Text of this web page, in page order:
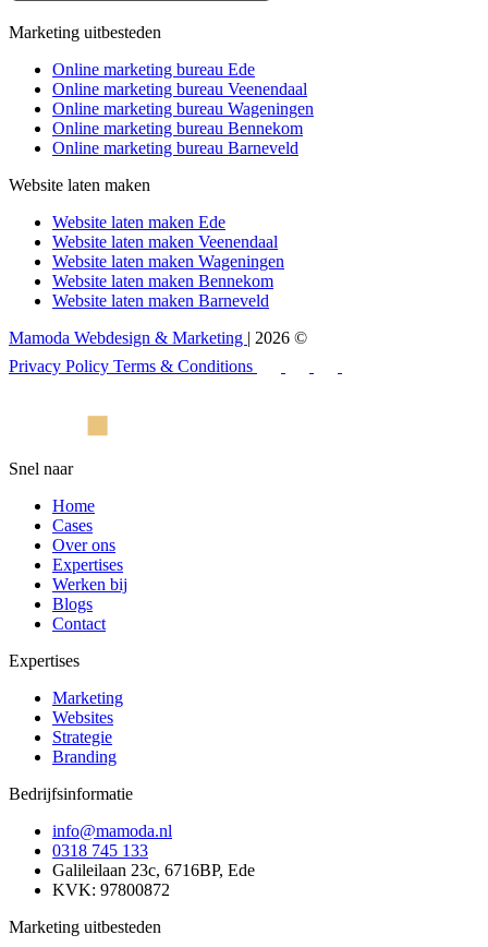
Marketing uitbesteden
Online marketing bureau Ede
Online marketing bureau Veenendaal
Online marketing bureau Wageningen
Online marketing bureau Bennekom
Online marketing bureau Barneveld
Website laten maken
Website laten maken Ede
Website laten maken Veenendaal
Website laten maken Wageningen
Website laten maken Bennekom
Website laten maken Barneveld
Mamoda Webdesign & Marketing | 2026 ©
Privacy Policy Terms & Conditions
Snel naar
Home
Cases
Over ons
Expertises
Werken bij
Blogs
Contact
Expertises
Marketing
Websites
Strategie
Branding
Bedrijfsinformatie
info@mamoda.nl
0318 745 133
Galileilaan 23c, 6716BP, Ede
KVK: 97800872
Marketing uitbesteden